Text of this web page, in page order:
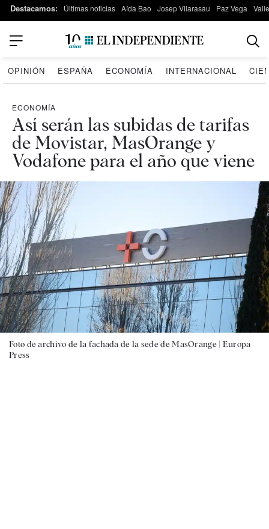
Destacamos: Últimas noticias Aída Bao Josep Vilarasau Paz Vega
OPINIÓN ESPAÑA ECONOMÍA INTERNACIONAL
ECONOMÍA
Así serán las subidas de tarifas
de Movistar, MasOrange y
Vodafone para el año que viene
Foto de archivo de la fachada de la sede de MasOrange | Europa
Press